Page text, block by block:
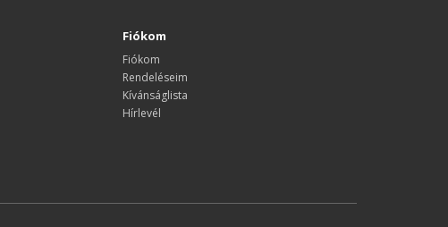
Fiókom
Fiókom
Rendeléseim
Kívánságlista
Hírlevél